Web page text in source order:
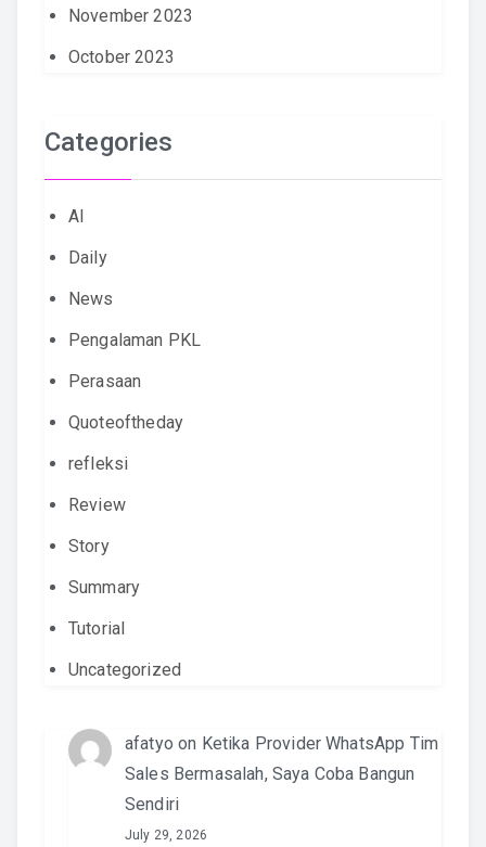
November 2023
October 2023
Categories
AI
Daily
News
Pengalaman PKL
Perasaan
Quoteoftheday
refleksi
Review
Story
Summary
Tutorial
Uncategorized
afatyo on Ketika Provider WhatsApp Tim
Sales Bermasalah, Saya Coba Bangun
Sendiri
July 29, 2026